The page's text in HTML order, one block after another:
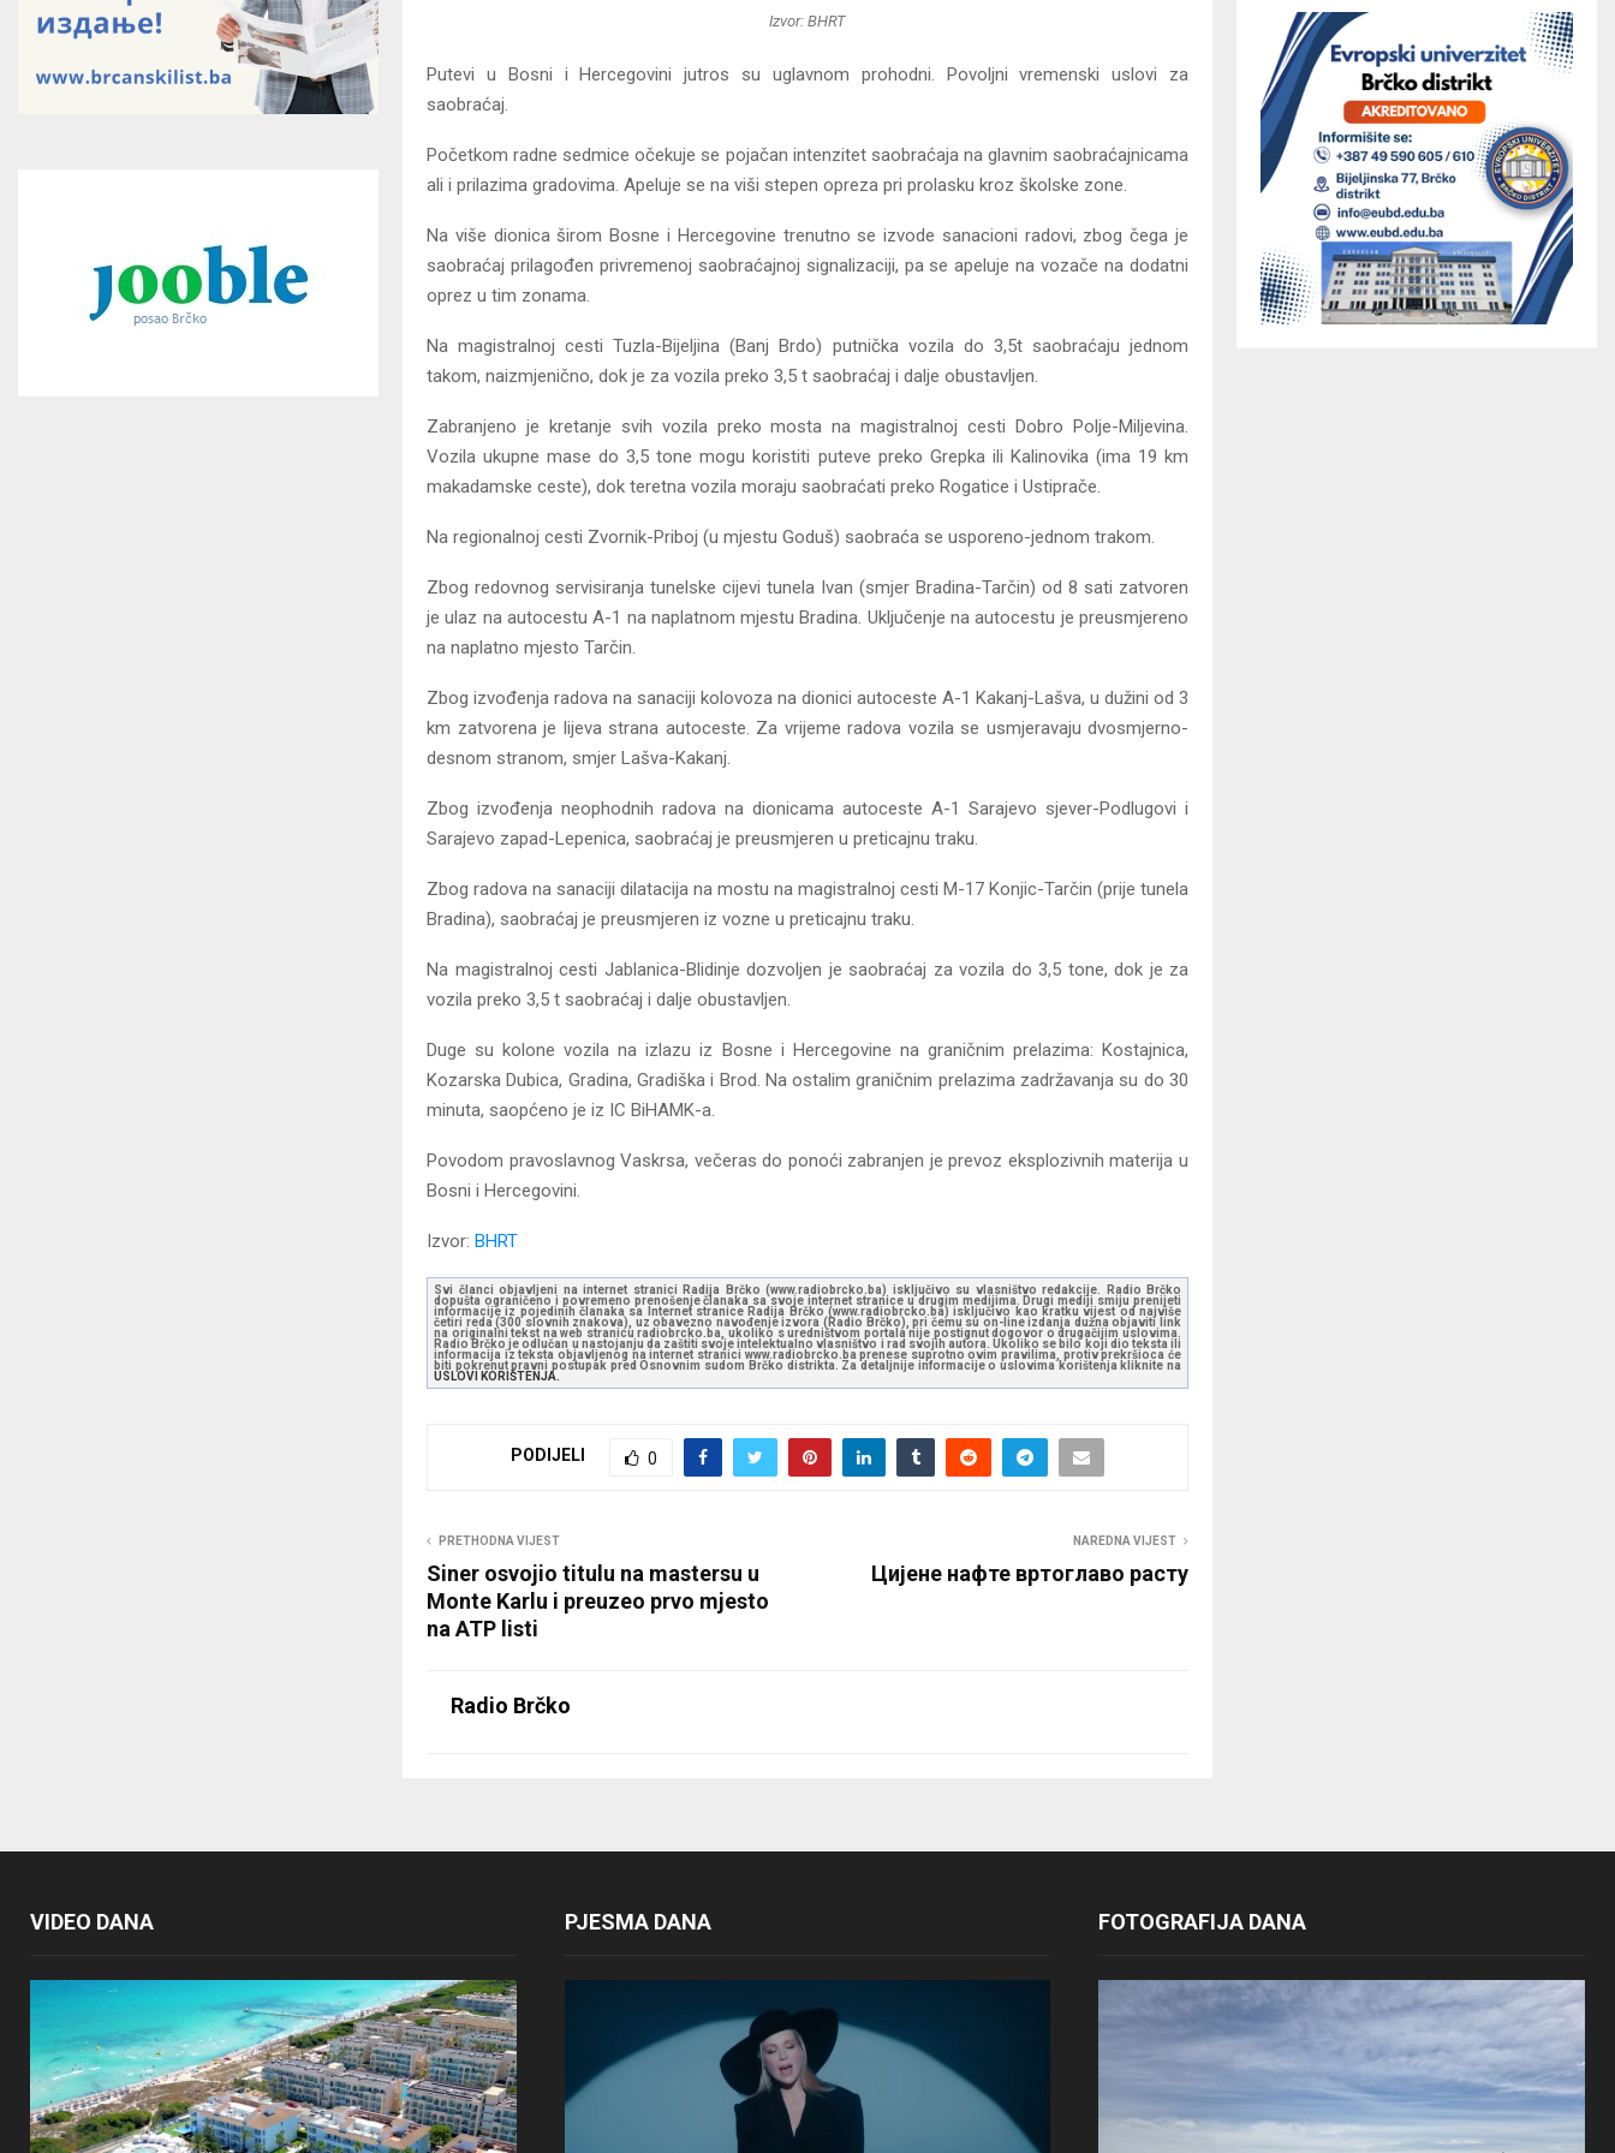
Izvor: BHRT
Putevi u Bosni i Hercegovini jutros su uglavnom prohodni. Povoljni vremenski uslovi za
saobraćaj.
Početkom radne sedmice očekuje se pojačan intenzitet saobraćaja na glavnim saobraćajnicama
ali i prilazima gradovima. Apeluje se na viši stepen opreza pri prolasku kroz školske zone.
Na više dionica širom Bosne i Hercegovine trenutno se izvode sanacioni radovi, zbog čega je
saobraćaj prilagođen privremenoj saobraćajnoj signalizaciji, pa se apeluje na vozače na dodatni
oprez u tim zonama.
Na magistralnoj cesti Tuzla-Bijeljina (Banj Brdo) putnička vozila do 3,5t saobraćaju jednom
takom, naizmjenično, dok je za vozila preko 3,5 t saobraćaj i dalje obustavljen.
Zabranjeno je kretanje svih vozila preko mosta na magistralnoj cesti Dobro Polje-Miljevina.
Vozila ukupne mase do 3,5 tone mogu koristiti puteve preko Grepka ili Kalinovika (ima 19 km
makadamske ceste), dok teretna vozila moraju saobraćati preko Rogatice i Ustiprače.
Na regionalnoj cesti Zvornik-Priboj (u mjestu Goduš) saobraća se usporeno-jednom trakom.
Zbog redovnog servisiranja tunelske cijevi tunela Ivan (smjer Bradina-Tarčin) od 8 sati zatvoren
je ulaz na autocestu A-1 na naplatnom mjestu Bradina. Uključenje na autocestu je preusmjereno
na naplatno mjesto Tarčin.
Zbog izvođenja radova na sanaciji kolovoza na dionici autoceste A-1 Kakanj-Lašva, u dužini od 3
km zatvorena je lijeva strana autoceste. Za vrijeme radova vozila se usmjeravaju dvosmjerno-
desnom stranom, smjer Lašva-Kakanj.
Zbog izvođenja neophodnih radova na dionicama autoceste A-1 Sarajevo sjever-Podlugovi i
Sarajevo zapad-Lepenica, saobraćaj je preusmjeren u preticajnu traku.
Zbog radova na sanaciji dilatacija na mostu na magistralnoj cesti M-17 Konjic-Tarčin (prije tunela
Bradina), saobraćaj je preusmjeren iz vozne u preticajnu traku.
Na magistralnoj cesti Jablanica-Blidinje dozvoljen je saobraćaj za vozila do 3,5 tone, dok je za
vozila preko 3,5 t saobraćaj i dalje obustavljen.
Duge su kolone vozila na izlazu iz Bosne i Hercegovine na graničnim prelazima: Kostajnica,
Kozarska Dubica, Gradina, Gradiška i Brod. Na ostalim graničnim prelazima zadržavanja su do 30
minuta, saopćeno je iz IC BiHAMK-a.
Povodom pravoslavnog Vaskrsa, večeras do ponoći zabranjen je prevoz eksplozivnih materija u
Bosni i Hercegovini.
Izvor: BHRT
Svi članci objavljeni na internet stranici Radija Brčko (www.radiobrcko.ba) isključivo su vlasništvo redakcije. Radio Brčko
dopušta ograničeno i povremeno prenošenje članaka sa svoje internet stranice u drugim medijima. Drugi mediji smiju prenijeti
informacije iz pojedinih članaka sa Internet stranice Radija Brčko (www.radiobrcko.ba) isključivo kao kratku vijest od najviše
četiri reda (300 slovnih znakova), uz obavezno navođenje izvora (Radio Brčko), pri čemu su on-line izdanja dužna objaviti link
na originalni tekst na web stranicu radiobrcko.ba, ukoliko s uredništvom portala nije postignut dogovor o drugačijim uslovima.
Radio Brčko je odlučan u nastojanju da zaštiti svoje intelektualno vlasništvo i rad svojih autora. Ukoliko se bilo koji dio teksta ili
informacija iz teksta objavljenog na internet stranici www.radiobrcko.ba prenese suprotno ovim pravilima, protiv prekršioca će
biti pokrenut pravni postupak pred Osnovnim sudom Brčko distrikta. Za detaljnije informacije o uslovima korištenja kliknite na
USLOVI KORIŠTENJA.
PODIJELI 0
PRETHODNA VIJEST
Siner osvojio titulu na mastersu u
Monte Karlu i preuzeo prvo mjesto
na ATP listi
NAREDNA VIJEST
Цијене нафте вртоглаво расту
Radio Brčko
VIDEO DANA PJESMA DANA FOTOGRAFIJA DANA